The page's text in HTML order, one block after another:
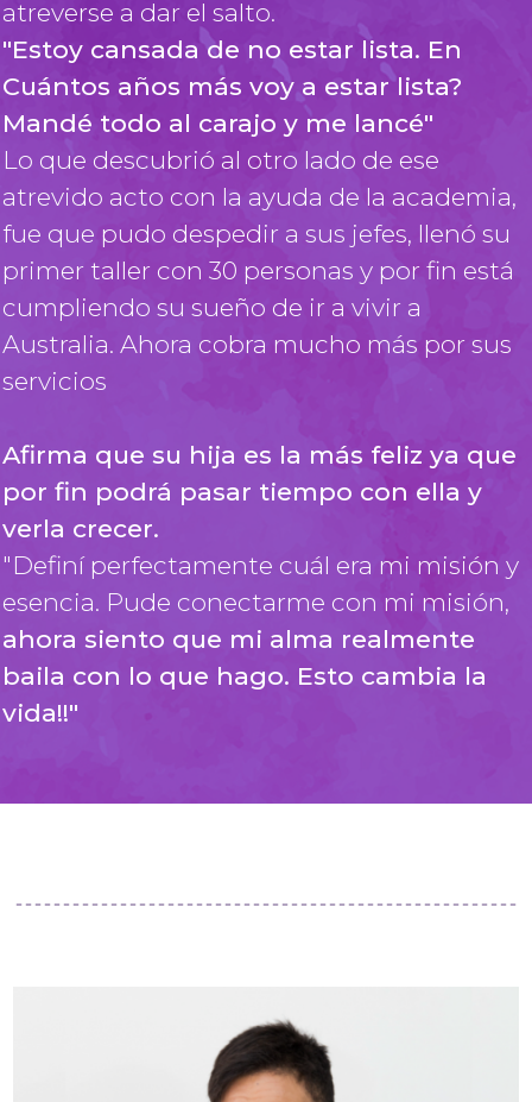
atreverse a dar el salto.
"Estoy cansada de no estar lista. En
Cuántos años más voy a estar lista?
Mandé todo al carajo y me lancé"
Lo que descubrió al otro lado de ese
atrevido acto con la ayuda de la academia,
fue que pudo despedir a sus jefes, llenó su
primer taller con 30 personas y por fin está
cumpliendo su sueño de ir a vivir a
Australia. Ahora cobra mucho más por sus
servicios
Afirma que su hija es la más feliz ya que
por fin podrá pasar tiempo con ella y
verla crecer.
"Definí perfectamente cuál era mi misión y
esencia. Pude conectarme con mi misión,
ahora siento que mi alma realmente
baila con lo que hago. Esto cambia la
vida!!"